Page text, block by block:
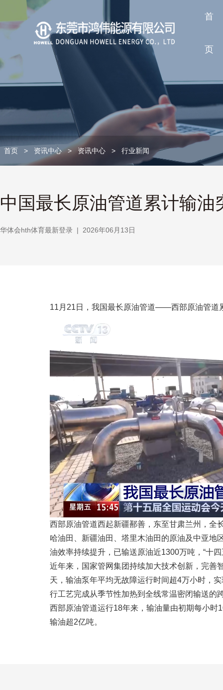
首
页
首页 > 资讯中心 > 资讯中心 > 行业新闻
中国最长原油管道累计输
华体会hth体育最新登录 | 2026年06月13日
11月21日，我国最长原油管道——西部原油管道
西部原油管道西起新疆鄯善，东至甘肃兰州，全
哈油田、新疆油田、塔里木油田的原油及中亚地
油效率持续提升，已输送原油近1300万吨，“十
近年来，国家管网集团持续加大技术创新，完善
天，输油泵年平均无故障运行时间超4万小时，
行工艺完成从季节性加热到全线常温密闭输送的
西部原油管道运行18年来，输油量由初期每小
输油超2亿吨。